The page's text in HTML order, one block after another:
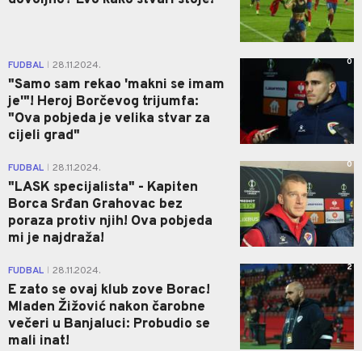
FUDBAL 28.11.2024.
"Samo sam rekao 'makni se imam
je'"! Heroj Borčevog trijumfa:
"Ova pobjeda je velika stvar za
cijeli grad"
0
FUDBAL 28.11.2024.
"LASK specijalista" - Kapiten
Borca Srđan Grahovac bez
poraza protiv njih! Ova pobjeda
mi je najdraža!
0
FUDBAL 28.11.2024.
E zato se ovaj klub zove Borac!
Mladen Žižović nakon čarobne
večeri u Banjaluci: Probudio se
mali inat!
2